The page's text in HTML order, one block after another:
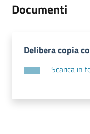
Documenti
Delibera copia
Scarica in